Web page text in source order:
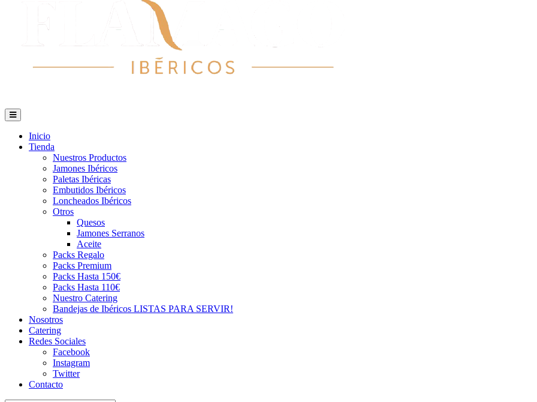
Inicio
Tienda
Nuestros Productos
Jamones Ibéricos
Paletas Ibéricas
Embutidos Ibéricos
Loncheados Ibéricos
Otros
Quesos
Jamones Serranos
Aceite
Packs Regalo
Packs Premium
Packs Hasta 150€
Packs Hasta 110€
Nuestro Catering
Bandejas de Ibéricos LISTAS PARA SERVIR!
Nosotros
Catering
Redes Sociales
Facebook
Instagram
Twitter
Contacto